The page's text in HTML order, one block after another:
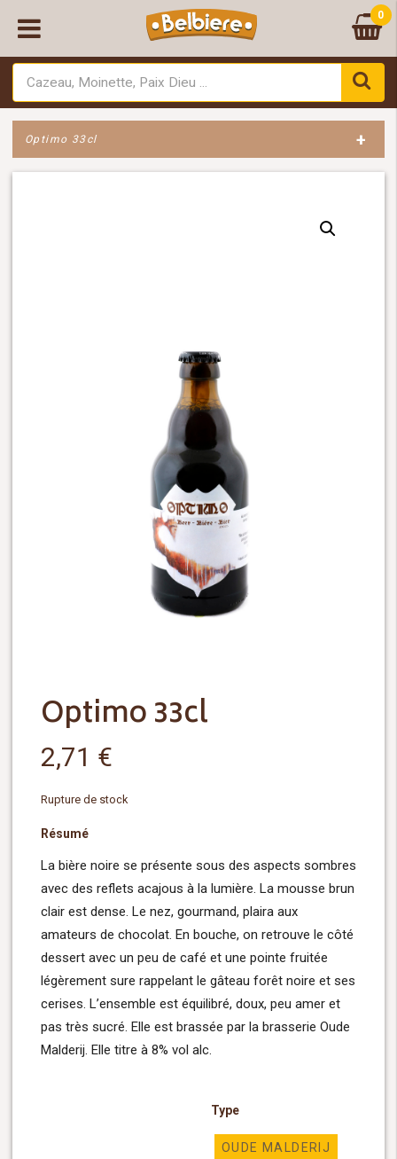
0
Optimo 33cl +
Optimo 33cl
2,71 €
Rupture de stock
Résumé
La bière noire se présente sous des aspects sombres
avec des reflets acajous à la lumière. La mousse brun
clair est dense. Le nez, gourmand, plaira aux
amateurs de chocolat. En bouche, on retrouve le côté
dessert avec un peu de café et une pointe fruitée
légèrement sure rappelant le gâteau forêt noire et ses
cerises. L’ensemble est équilibré, doux, peu amer et
pas très sucré. Elle est brassée par la brasserie Oude
Malderij. Elle titre à 8% vol alc.
Type
OUDE MALDERIJ